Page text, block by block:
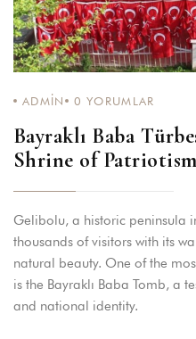
ADMIN 0 YORUMLAR
Bayraklı Baba
Shrine of
Gelibolu, a historic peninsula
thousands of visitors with its
natural beauty. One of the
is the Bayraklı Baba Tomb, a
and national identity.
Otel hesabınıza
KULLANICI ADI *
Beni hatırla
Kayıt olmadın mı?
Giriş YapGoogle